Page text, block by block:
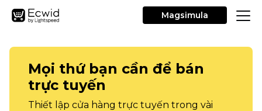
Magsimula
Mọi thứ bạn cần để bán
trực tuyến
Thiết lập cửa hàng trực tuyến trong vài